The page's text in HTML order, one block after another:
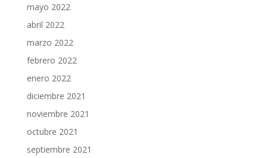
mayo 2022
abril 2022
marzo 2022
febrero 2022
enero 2022
diciembre 2021
noviembre 2021
octubre 2021
septiembre 2021